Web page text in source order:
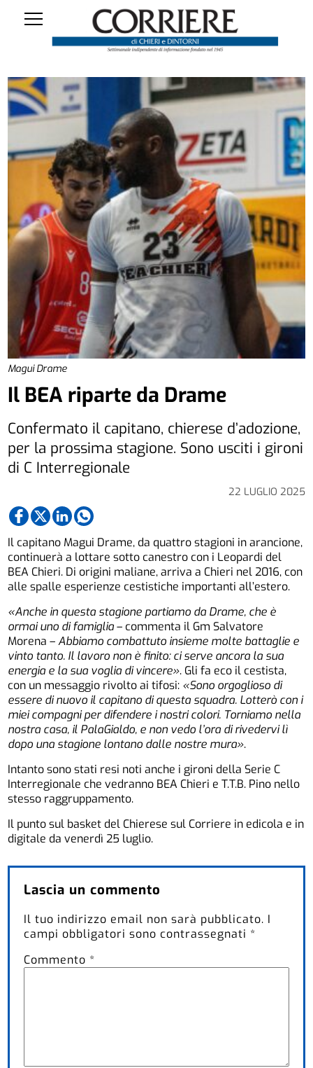
Magui Drame
22 LUGLIO 2025
Il BEA riparte da Drame
Confermato il capitano, chierese d’adozione,
per la prossima stagione. Sono usciti i gironi
di C Interregionale
Il capitano Magui Drame, da quattro stagioni in arancione,
continuerà a lottare sotto canestro con i Leopardi del
BEA Chieri. Di origini maliane, arriva a Chieri nel 2016, con
alle spalle esperienze cestistiche importanti all’estero.
«Anche in questa stagione partiamo da Drame, che è
ormai uno di famiglia– commenta il Gm Salvatore
Morena –Abbiamo combattuto insieme molte battaglie e
vinto tanto. Il lavoro non è finito: ci serve ancora la sua
energia e la sua voglia di vincere». Gli fa eco il cestista,
con un messaggio rivolto ai tifosi: «Sono orgoglioso di
essere di nuovo il capitano di questa squadra. Lotterò con i
miei compagni per difendere i nostri colori. Torniamo nella
nostra casa, il PalaGialdo, e non vedo l’ora di rivedervi lì
dopo una stagione lontano dalle nostre mura».
Intanto sono stati resi noti anche i gironi della Serie C
Interregionale che vedranno BEA Chieri e T.T.B. Pino nello
stesso raggruppamento.
Il punto sul basket del Chierese sul Corriere in edicola e in
digitale da venerdì 25 luglio.
Lascia un commento
Il tuo indirizzo email non sarà pubblicato. I
campi obbligatori sono contrassegnati *
Commento *